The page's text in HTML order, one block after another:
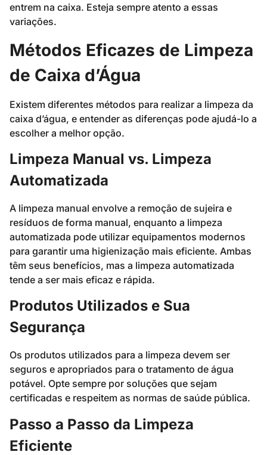
entrem na caixa. Esteja sempre atento a essas
variações.
Métodos Eficazes de Limpeza
de Caixa d’Água
Existem diferentes métodos para realizar a limpeza da
caixa d’água, e entender as diferenças pode ajudá-lo a
escolher a melhor opção.
Limpeza Manual vs. Limpeza
Automatizada
A limpeza manual envolve a remoção de sujeira e
resíduos de forma manual, enquanto a limpeza
automatizada pode utilizar equipamentos modernos
para garantir uma higienização mais eficiente. Ambas
têm seus benefícios, mas a limpeza automatizada
tende a ser mais eficaz e rápida.
Produtos Utilizados e Sua
Segurança
Os produtos utilizados para a limpeza devem ser
seguros e apropriados para o tratamento de água
potável. Opte sempre por soluções que sejam
certificadas e respeitem as normas de saúde pública.
Passo a Passo da Limpeza
Eficiente